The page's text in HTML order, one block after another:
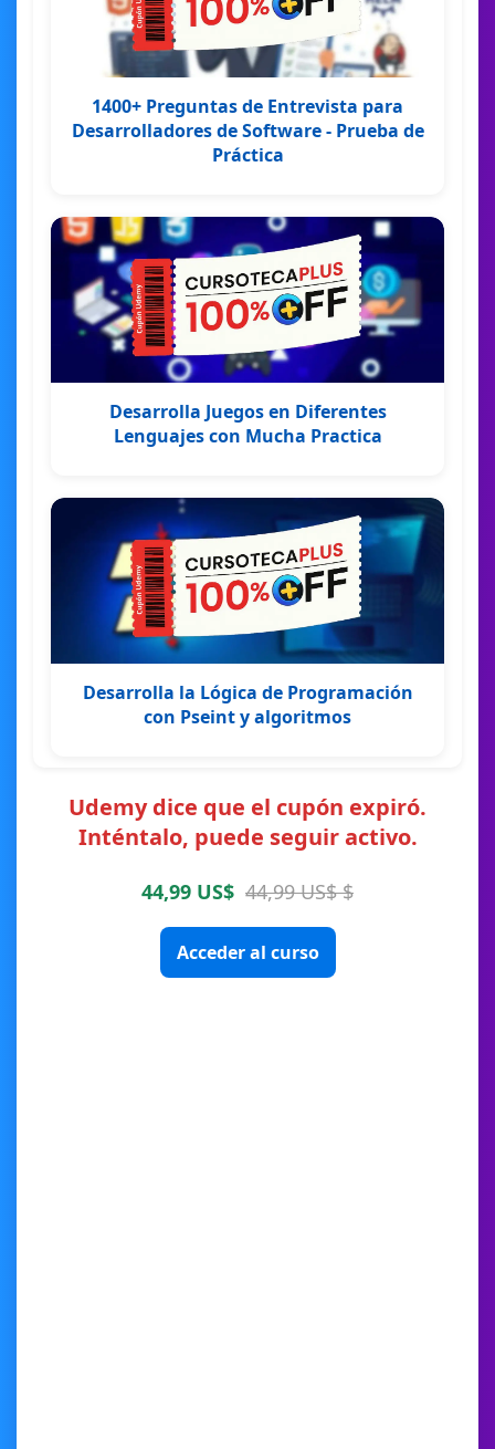
1400+ Preguntas de Entrevista para
Desarrolladores de Software - Prueba de
Práctica
Desarrolla Juegos en Diferentes
Lenguajes con Mucha Practica
Desarrolla la Lógica de Programación
con Pseint y algoritmos
Udemy dice que el cupón expiró.
Inténtalo, puede seguir activo.
44,99 US$ 44,99 US$ $
Acceder al curso